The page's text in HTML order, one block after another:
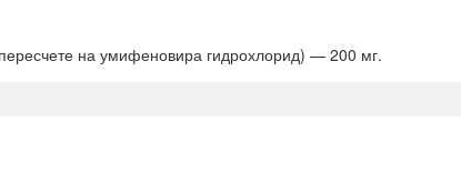
на умифеновира гидрохлорид) — 200 мг.